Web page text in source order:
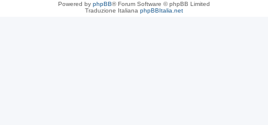
Powered by phpBB® Forum Software © phpBB Limited
Traduzione Italiana phpBBItalia.net